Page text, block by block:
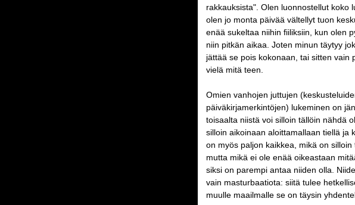
rakkauksista". Olen luonnostellut koko
olen jo monta päivää vältellyt tuon
enää sukeltaa niihin fiiliksiin, kun olen
niin pitkän aikaa. Joten minun täytyy
jättää se pois kokonaan, tai sitten vain
vielä mitä teen.
Omien vanhojen juttujen
päiväkirjamerkintöjen) lukeminen on
toisaalta niistä voi silloin tällöin nähdä
silloin aikoinaan aloittamallaan tiellä ja
on myös paljon kaikkea, mikä on
mutta mikä ei ole enää oikeastaan
siksi on parempi antaa niiden olla.
vain masturbaatiota: siitä tulee
muulle maailmalle se on täysin